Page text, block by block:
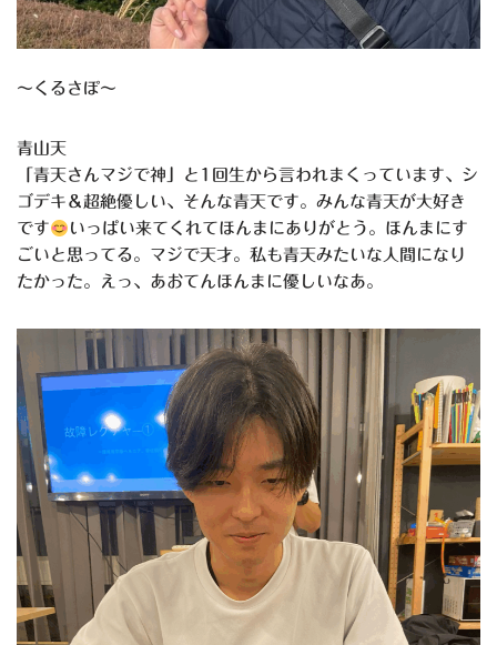
～くるさぽ～
青山天
「青天さんマジで神」と1回生から言われまくっています、シ
ゴデキ＆超絶優しい、そんな青天です。みんな青天が大好き
です
いっぱい来てくれてほんまにありがとう。ほんまにす
ごいと思ってる。マジで天才。私も青天みたいな人間になり
たかった。えっ、あおてんほんまに優しいなあ。